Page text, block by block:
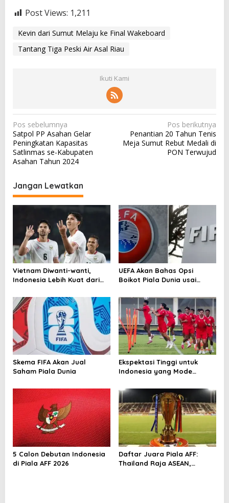
Post Views: 1,211
Kevin dari Sumut Melaju ke Final Wakeboard
Tantang Tiga Peski Air Asal Riau
Ikuti Kami
N
a
v
i
g
a
s
o
s
Pos sebelumnya
Satpol PP Asahan Gelar
Peningkatan Kapasitas
Satlinmas se-Kabupaten
Asahan Tahun 2024
Pos berikutnya
Penantian 20 Tahun Tenis
Meja Sumut Rebut Medali di
PON Terwujud
Jangan Lewatkan
Vietnam Diwanti-wanti,
Indonesia Lebih Kuat dari
UEFA Akan Bahas Opsi
Boikot Piala Dunia usai
Skema FIFA Akan Jual
Saham Piala Dunia
Ekspektasi Tinggi untuk
Indonesia yang Mode
5 Calon Debutan Indonesia
di Piala AFF 2026
Daftar Juara Piala AFF:
Thailand Raja ASEAN,